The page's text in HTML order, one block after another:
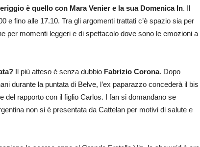
è quello con Mara Venier e la sua Domenica In. Il
e fino alle 17.10. Tra gli argomenti trattati c’è spazio sia per
per momenti leggeri e di spettacolo dove sono le emozioni a
Il più atteso è senza dubbio Fabrizio Corona. Dopo
durante la puntata di Belve, l’ex paparazzo concederà il bis
del rapporto con il figlio Carlos. I fan si domandano se
non si è presentata da Cattelan per motivi di salute e